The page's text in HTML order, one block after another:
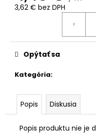
3,62 € bez DPH
Kategória:
Opýtať sa
Popis Diskusia
Popis produktu nie je